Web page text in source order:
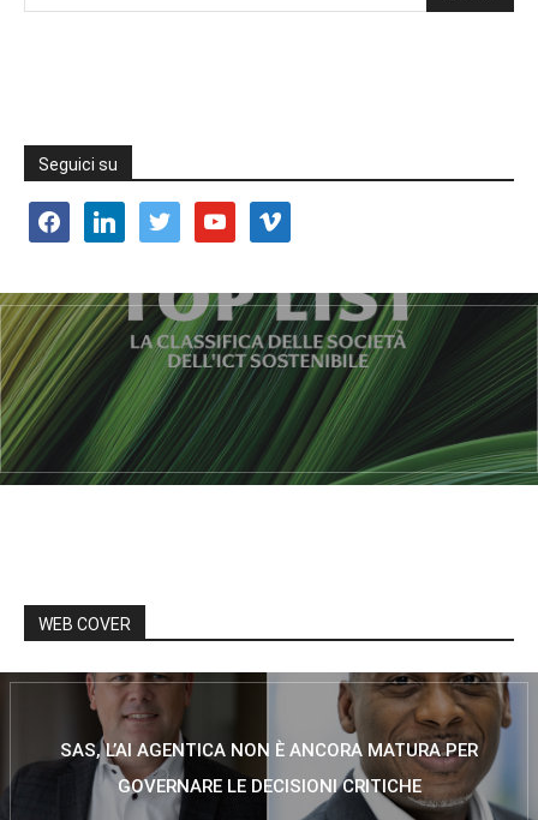
Seguici su
facebooklinkedin twitter youtube vimeo
WEB COVER
SAS, L’AI AGENTICA NON È ANCORA MATURA PER
GOVERNARE LE DECISIONI CRITICHE